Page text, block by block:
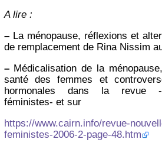
A lire :
–La ménopause, réflexions et
de remplacement de Rina Nissim
–Médicalisation de la
santé des femmes et
hormonales dans la revue -
féministes- et sur
https://www.cairn.info/revue-
feministes-2006-2-page-48.htm